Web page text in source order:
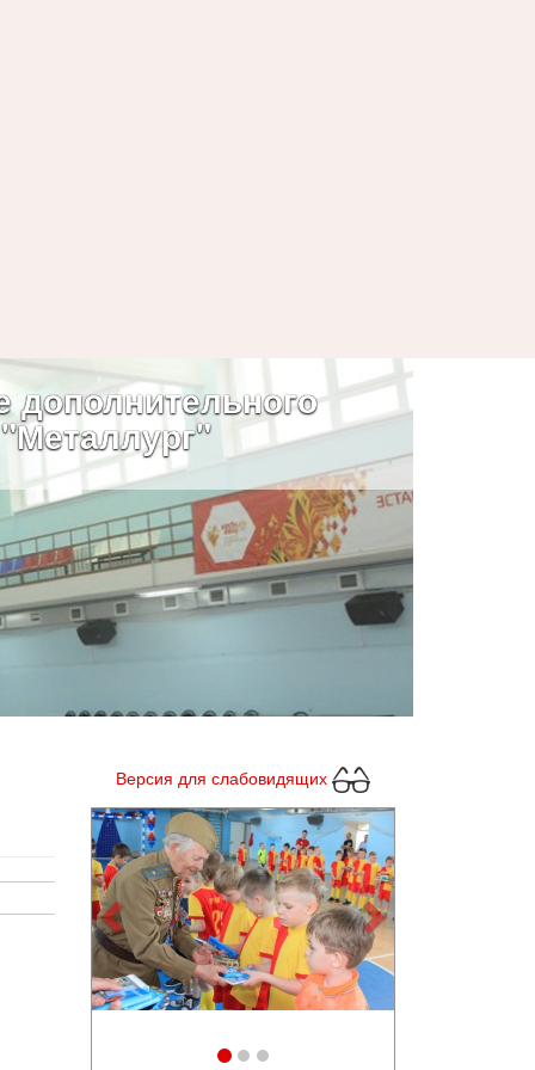
Версия для слабовидящих
Previous Next